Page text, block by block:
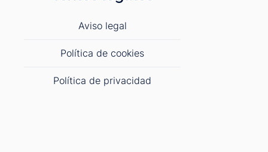
Aviso legal
Política de cookies
Política de privacidad